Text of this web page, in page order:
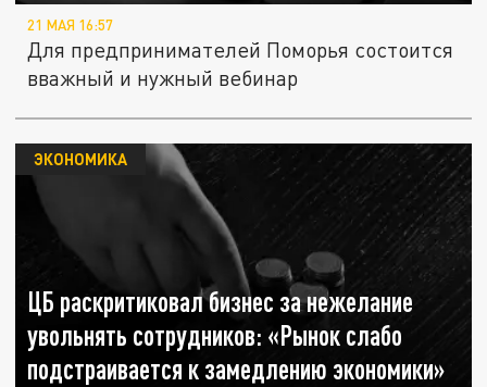
21 МАЯ 16:57
Для предпринимателей Поморья состоится
вважный и нужный вебинар
ЦБ раскритиковал бизнес за нежелание
увольнять сотрудников: «Рынок слабо
подстраивается к замедлению экономики»
ЭКОНОМИКА